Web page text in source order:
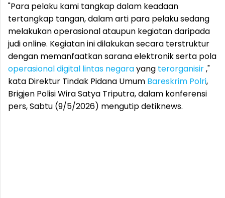
"Para pelaku kami tangkap dalam keadaan
tertangkap tangan, dalam arti para pelaku sedang
melakukan operasional ataupun kegiatan daripada
judi online. Kegiatan ini dilakukan secara terstruktur
dengan memanfaatkan sarana elektronik serta pola
operasional digital lintas negarayang terorganisir,"
kata Direktur Tindak Pidana Umum Bareskrim Polri,
Brigjen Polisi Wira Satya Triputra, dalam konferensi
pers, Sabtu (9/5/2026) mengutip detiknews.